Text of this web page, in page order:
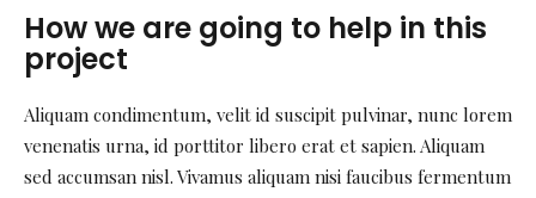
How we are going to help in this
project
Aliquam condimentum, velit id suscipit pulvinar, nunc lorem
venenatis urna, id porttitor libero erat et sapien. Aliquam
sed accumsan nisl. Vivamus aliquam nisi faucibus fermentum